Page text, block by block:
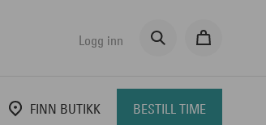
Logg inn
FINN BUTIKK BESTILL TIME